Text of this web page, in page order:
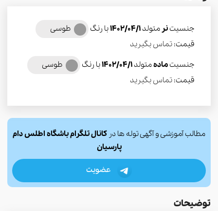
جنسیتنرمتولد1402/04/1با رنگ
طوسی
قیمت:تماس بگیرید
جنسیتمادهمتولد1402/04/1با رنگ
طوسی
قیمت:تماس بگیرید
مطالب آموزشی و آگهی توله ها در کانال تلگرام باشگاه اطلس دام
پارسیان
عضویت
توضیحات